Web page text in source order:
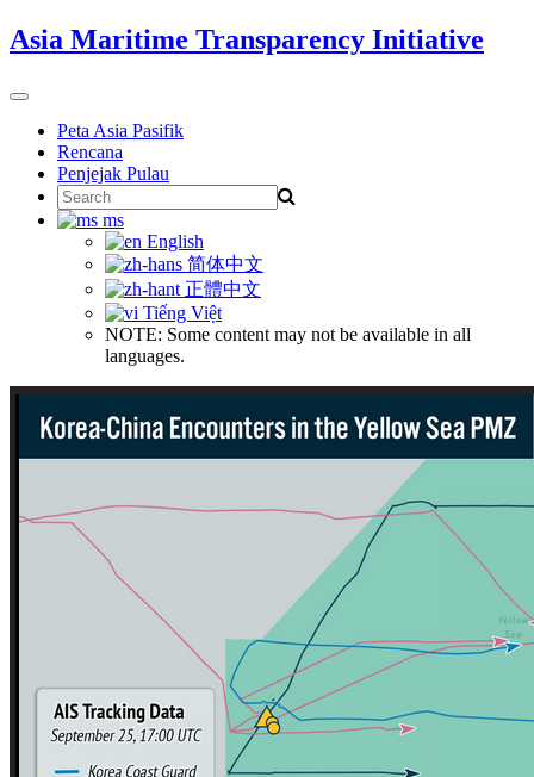
Skip
to
Asia Maritime Transparency Initiative
Toggle
navigationPeta Asia Pasifik
Rencana
Penjejak Pulau
Search
for:
ms
English
简体中文
正體中文
Tiếng Việt
NOTE: Some content may not be available in all
languages.